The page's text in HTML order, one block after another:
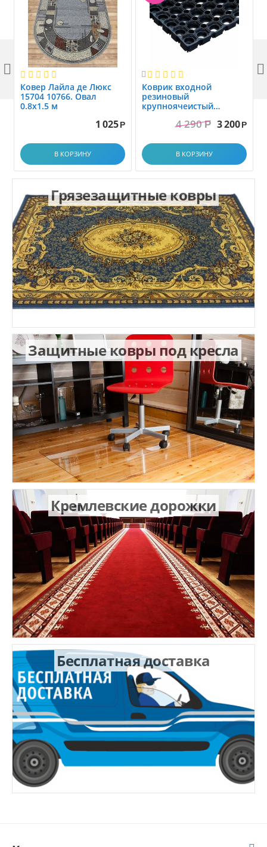
Ковер Лайла де Люкс
15704 10766. Овал
0.8x1.5 м
1 025 Р
В КОРЗИНУ

Коврик вxодной
резиновый
крупноячеистый
1.0x1.5 м4 290 Р 3 200 Р
В КОРЗИНУ
 
Грязезащитные ковры
Защитные ковры под кресла
Кремлевские дорожки
Бесплатная доставка